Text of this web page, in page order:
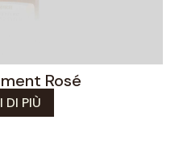
Rosé
DI PIÙ